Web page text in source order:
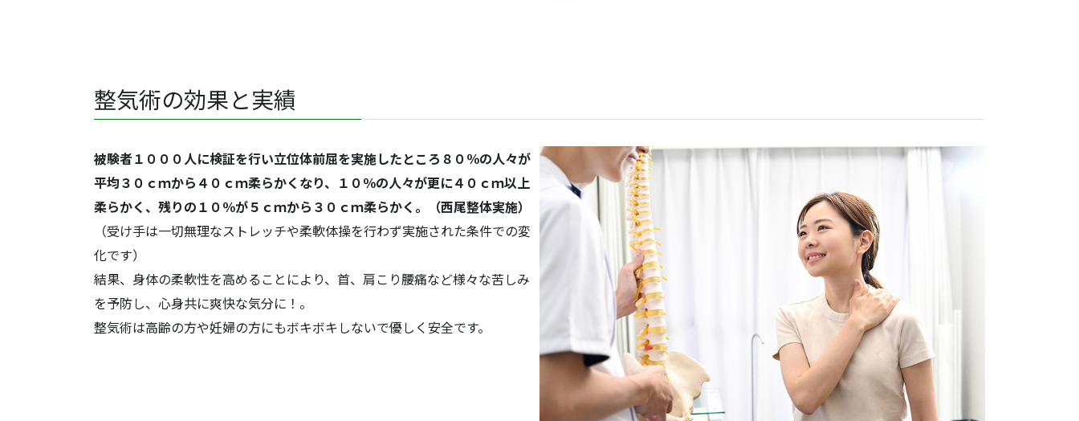
整気術の効果と実績
被験者１０００人に検証を行い立位体前屈を実施したところ８０％の人々が
平均３０ｃｍから４０ｃｍ柔らかくなり、１０％の人々が更に４０ｃｍ以上
柔らかく、残りの１０％が５ｃｍから３０ｃｍ柔らかく。（西尾整体実施）
（受け手は一切無理なストレッチや柔軟体操を行わず実施された条件での変
化です）
結果、身体の柔軟性を高めることにより、首、肩こり腰痛など様々な苦しみ
を予防し、心身共に爽快な気分に！。
整気術は高齢の方や妊婦の方にもボキボキしないで優しく安全です。